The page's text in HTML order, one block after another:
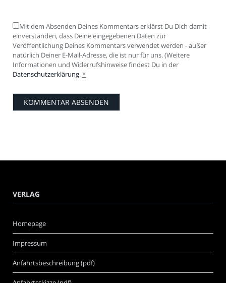
Mit dem Absenden Deines Kommentars erklärst Du Dich damit
einverstanden, dass Deine eingegebenen Daten zur
Veröffentlichung Deines Kommentars verwendet werden - außer
natürlich Deiner E-Mail-Adresse, die ist nur für uns. (Weitere
Informationen und Widerrufshinweise findest Du in der
Datenschutzerklärung.*
VERLAG
Homepage
Impressum
Anfahrtsbeschreibung (pdf)